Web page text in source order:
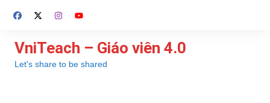
đến
dung
VniTeach – Giáo viên 4.0
Let's share to be shared